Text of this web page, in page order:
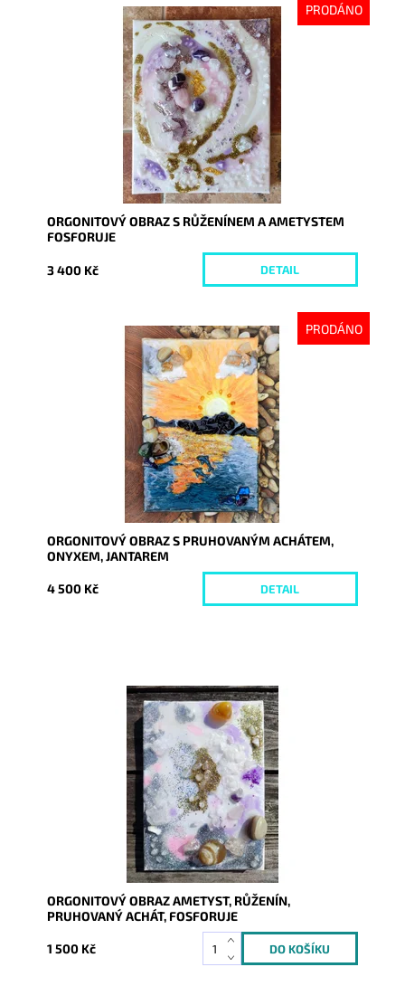
PRODÁNO
Vyprodáno
7168
ORGONITOVÝ OBRAZ S RŮŽENÍNEM A AMETYSTEM
FOSFORUJE
3 400 Kč DETAIL
PRODÁNO
Vyprodáno
7251
ORGONITOVÝ OBRAZ S PRUHOVANÝM ACHÁTEM,
ONYXEM, JANTAREM
4 500 Kč DETAIL
Skladem
7323
ORGONITOVÝ OBRAZ AMETYST, RŮŽENÍN,
PRUHOVANÝ ACHÁT, FOSFORUJE
1 500 Kč